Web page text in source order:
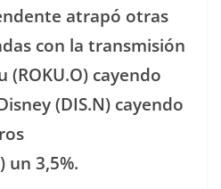
atrapó otras
con la transmisión
(ROKU.O) cayendo
(DIS.N) cayendo
un 3,5%.